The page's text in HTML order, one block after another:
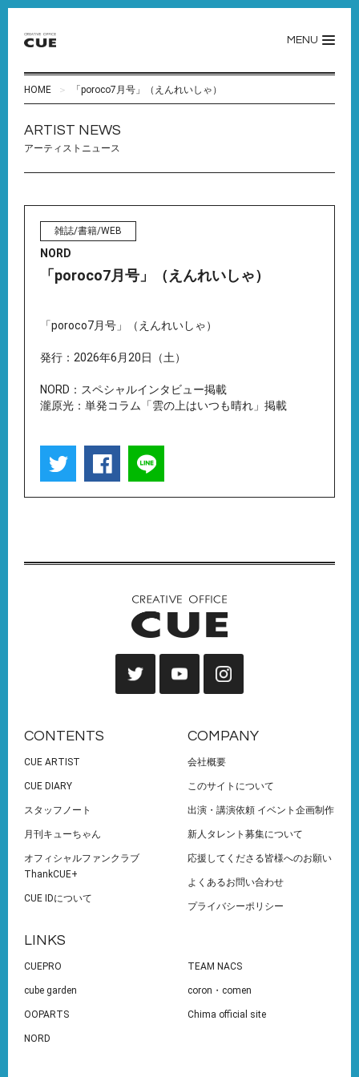
MENU
HOME 「poroco7月号」（えんれいしゃ）
ARTIST NEWS
アーティストニュース
雑誌/書籍/WEB
NORD
「poroco7月号」（えんれいしゃ）
「poroco7月号」（えんれいしゃ）
発行：2026年6月20日（土）
NORD：スペシャルインタビュー掲載
瀧原光：単発コラム「雲の上はいつも晴れ」掲載
CONTENTS
CUE ARTIST
CUE DIARY
スタッフノート
月刊キューちゃん
オフィシャルファンクラブ
ThankCUE+
CUE IDについて
COMPANY
会社概要
このサイトについて
出演・講演依頼 イベント企画制作
新人タレント募集について
応援してくださる皆様へのお願い
よくあるお問い合わせ
プライバシーポリシー
LINKS
CUEPRO TEAM NACS
cube garden coron・comen
OOPARTS Chima official site
NORD